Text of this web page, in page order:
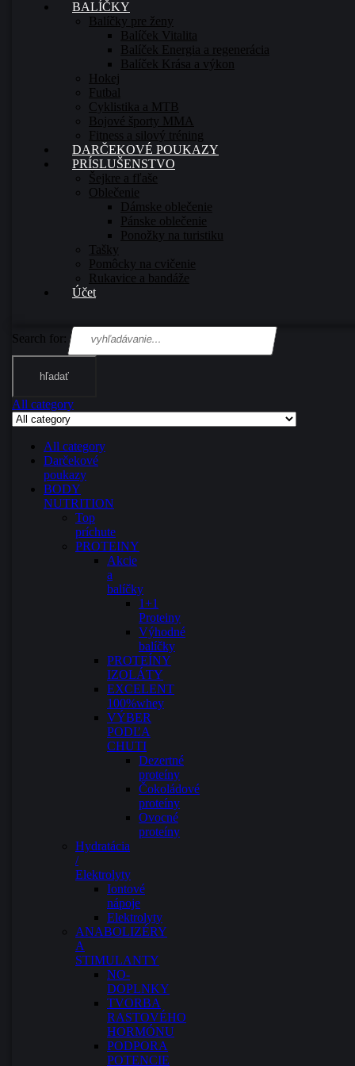
BALÍČKY
Balíčky pre ženy
Balíček Vitalita
Balíček Energia a regenerácia
Balíček Krása a výkon
Hokej
Futbal
Cyklistika a MTB
Bojové športy MMA
Fitness a silový tréning
DARČEKOVÉ POUKAZY
PRÍSLUŠENSTVO
Šejkre a fľaše
Oblečenie
Dámske oblečenie
Pánske oblečenie
Ponožky na turistiku
Tašky
Pomôcky na cvičenie
Rukavice a bandáže
Účet
Search for:
hľadať
All category
All category
Darčekové
poukazy
BODY
NUTRITION
Top
príchute
PROTEINY
Akcie
a
balíčky
1+1
Proteiny
Výhodné
balíčky
PROTEÍNY
IZOLÁTY
EXCELENT
100%whey
VÝBER
PODĽA
CHUTI
Dezertné
proteíny
Čokoládové
proteíny
Ovocné
proteíny
Hydratácia
/
Elektrolyty
Iontové
nápoje
Elektrolyty
ANABOLIZÉRY
A
STIMULANTY
NO-
DOPLNKY
TVORBA
RASTOVÉHO
HORMÓNU
PODPORA
POTENCIE